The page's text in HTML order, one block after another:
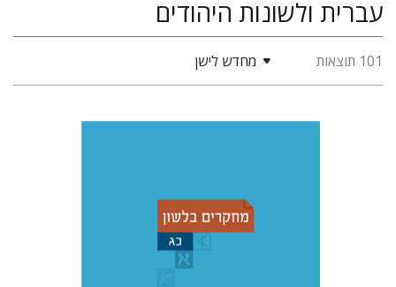
עברית ולשונות היהודים
101 תוצאות מחדש לישן
עדינה מושבי יעל רשף
דורית רביד